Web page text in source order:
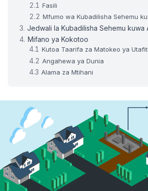
Fasili
Mfumo wa Kubadilisha Sehemu
Jedwali la Kubadilisha Sehemu kuwa
Mifano ya Kokotoo
Kutoa Taarifa za Matokeo ya Utafiti
Angahewa ya Dunia
Alama za Mtihani